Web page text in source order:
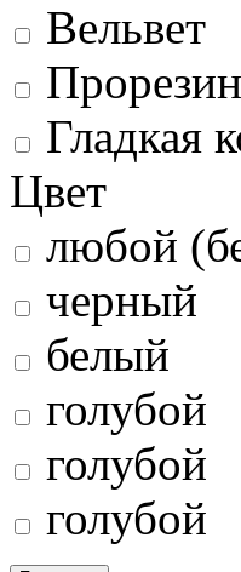
Вельвет
Гладкая
Цвет
любой
черный
белый
голубой
голубой
голубой